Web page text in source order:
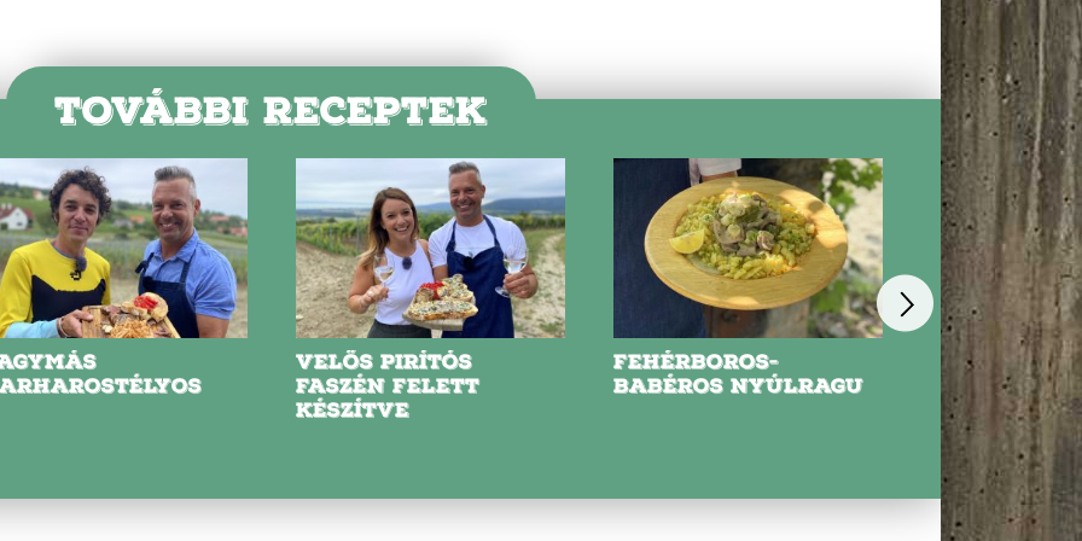
TOVÁBBI RECEPTEK
VELŐS PIRÍTÓS
FASZÉN FELETT
KÉSZÍTVE
FEHÉRBOROS-
BABÉROS NYÚLRAGU
NYARALÓS
HÚSOS